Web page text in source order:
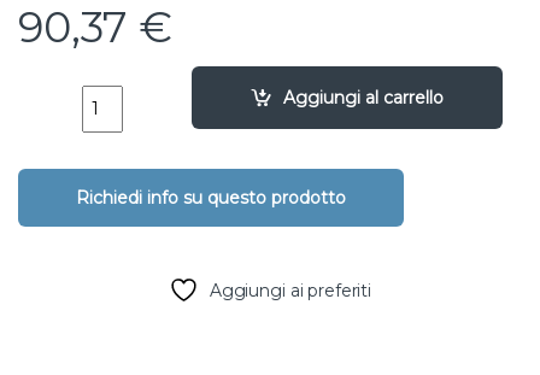
90,37 €
Elettrovalvola DC 9v filettata in linea - 2" quantity
Aggiungi al carrello
Aggiungi ai preferiti